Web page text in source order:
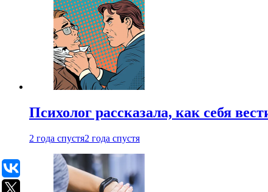
Психолог рассказала, как себя
2 года спустя2 года спустя